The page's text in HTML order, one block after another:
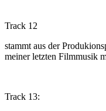
Track 12
stammt aus der
meiner letzten Filmmusik
Track 13: